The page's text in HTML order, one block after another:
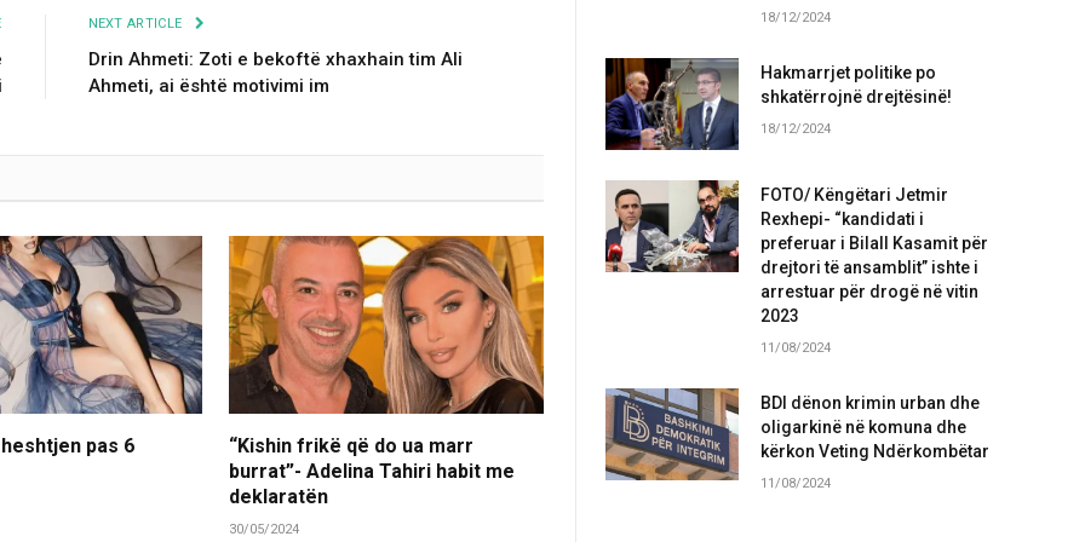
NEXT ARTICLE
Drin Ahmeti: Zoti e bekoftë xhaxhain tim Ali
Ahmeti, ai është motivimi im
pas 6
“Kishin frikë që do ua marr
burrat”- Adelina Tahiri habit me
deklaratën
30/05/2024
18/12/2024
Hakmarrjet politike po
shkatërrojnë drejtësinë!
18/12/2024
FOTO/ Këngëtari Jetmir
Rexhepi- “kandidati i
preferuar i Bilall Kasamit për
drejtori të ansamblit” ishte i
arrestuar për drogë në vitin
2023
11/08/2024
BDI dënon krimin urban dhe
oligarkinë në komuna dhe
kërkon Veting Ndërkombëtar
11/08/2024